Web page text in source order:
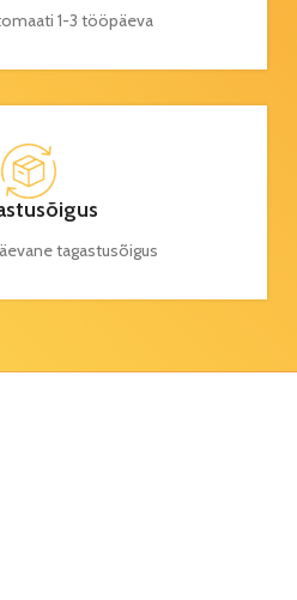
1-3 tööpäeva
tagastusõigus